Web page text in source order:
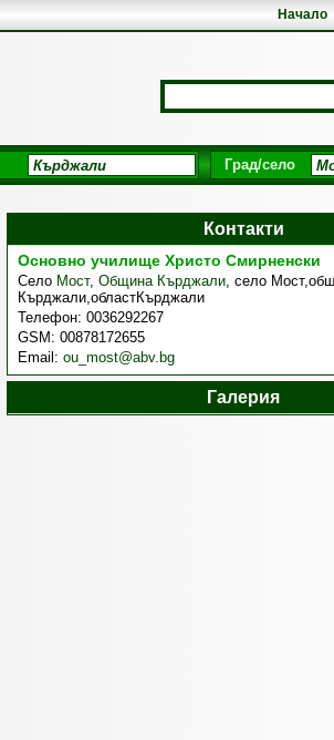
Начало
Град/село
Контакти
Основно училище Христо Смирненски
Село Мост, Община Кърджали, село
Кърджали,областКърджали
Телефон: 0036292267
GSM: 00878172655
Email: ou_most@abv.bg
Галерия